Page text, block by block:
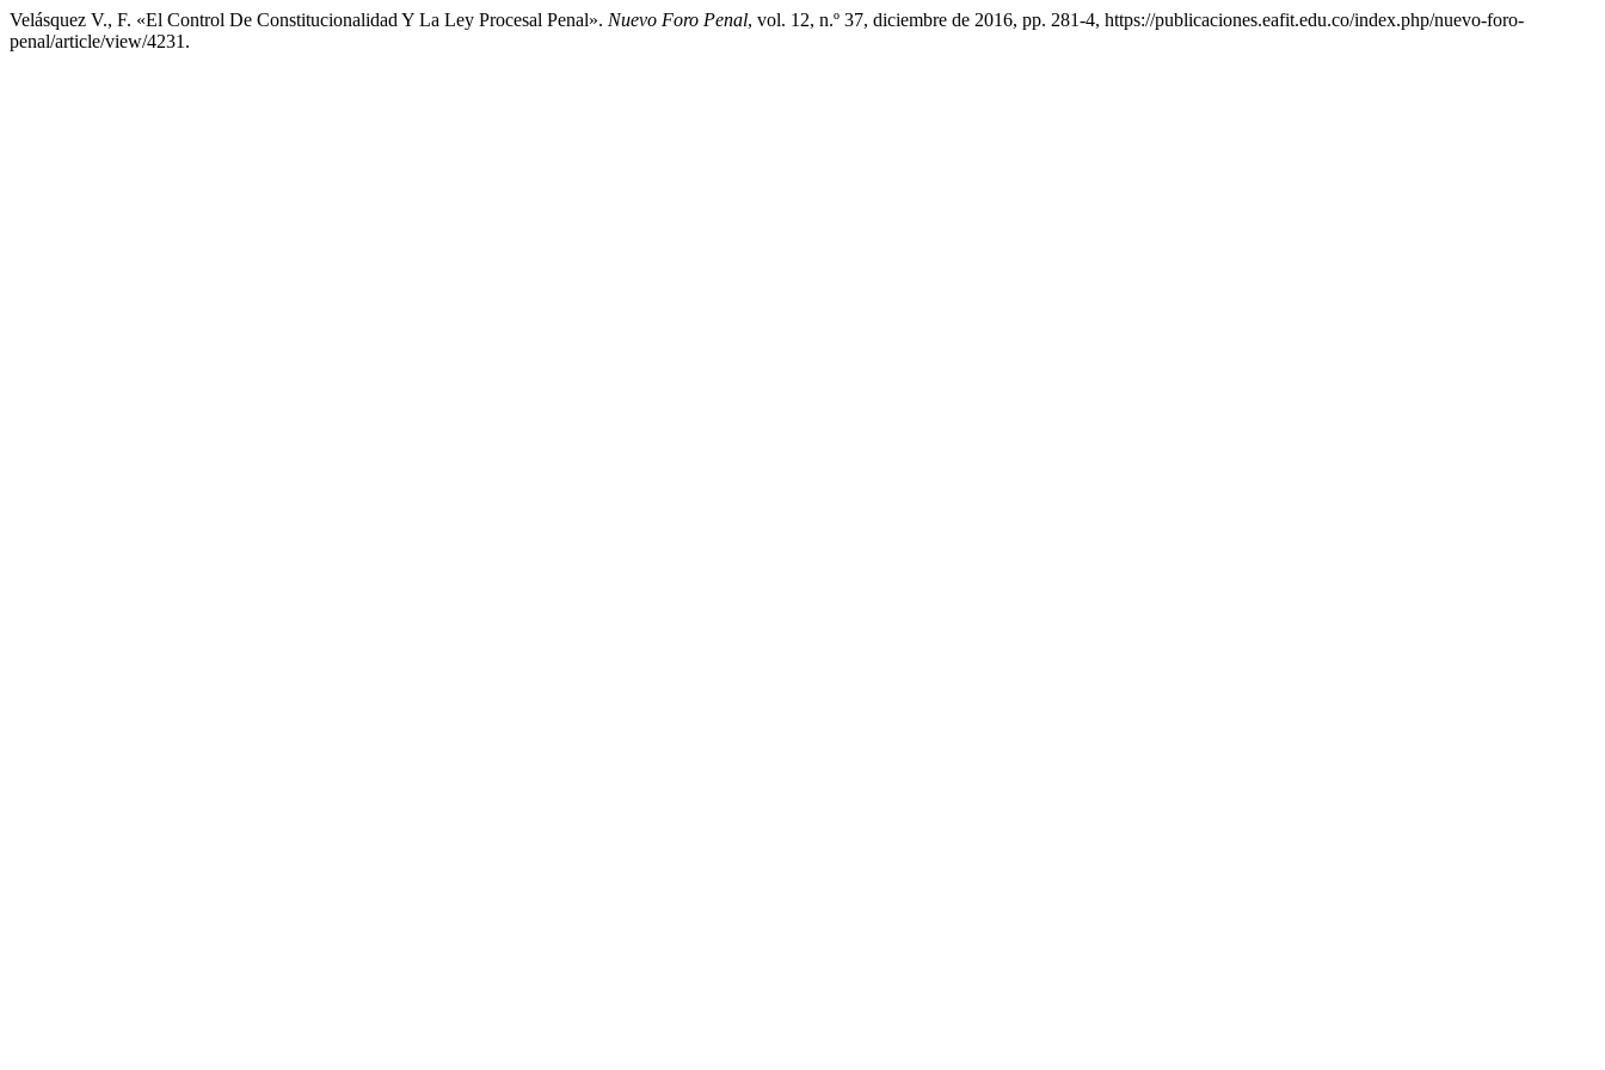
Velásquez V., F. «El Control De Constitucionalidad Y La Ley Procesal Penal». Nuevo Foro Penal, vol. 12, n.º 37, diciembre de 2016, pp. 281-4, https://publicaciones.eafit.edu.co/index.php/nuevo-foro-
penal/article/view/4231.